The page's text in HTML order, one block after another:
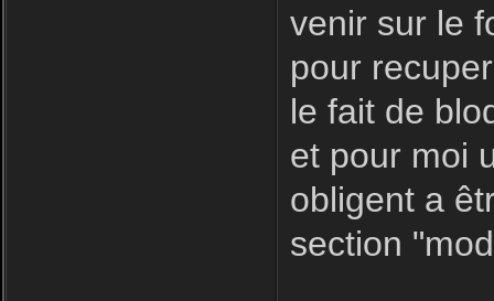
venir sur le
pour
le fait de
et pour moi
obligent a
section